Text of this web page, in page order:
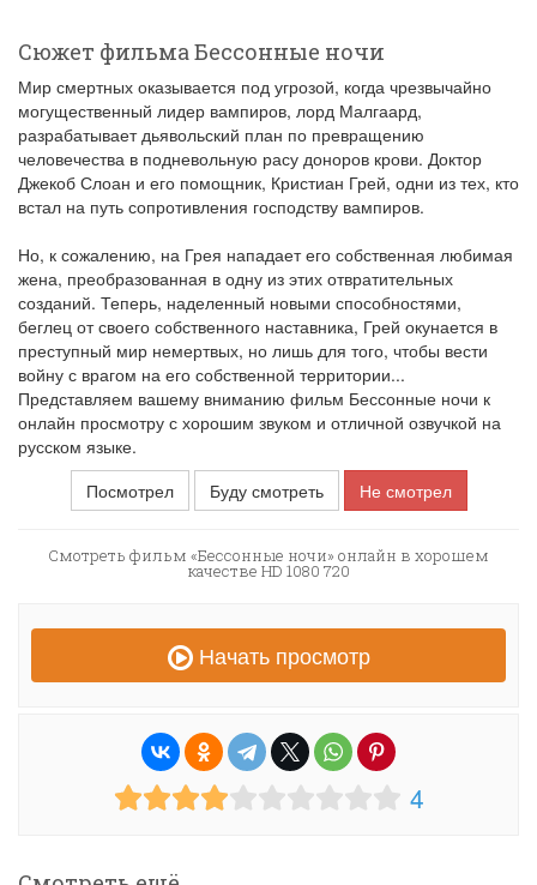
Сюжет фильма Бессонные ночи
Мир смертных оказывается под угрозой, когда чрезвычайно
могущественный лидер вампиров, лорд Малгаард,
разрабатывает дьявольский план по превращению
человечества в подневольную расу доноров крови. Доктор
Джекоб Слоан и его помощник, Кристиан Грей, одни из тех, кто
встал на путь сопротивления господству вампиров.
Но, к сожалению, на Грея нападает его собственная любимая
жена, преобразованная в одну из этих отвратительных
созданий. Теперь, наделенный новыми способностями,
беглец от своего собственного наставника, Грей окунается в
преступный мир немертвых, но лишь для того, чтобы вести
войну с врагом на его собственной территории...
Представляем вашему вниманию фильм Бессонные ночи к
онлайн просмотру с хорошим звуком и отличной озвучкой на
русском языке.
Посмотрел
Буду смотреть Не смотрел
Смотреть фильм «Бессонные ночи» онлайн в хорошем
качестве HD 1080 720
Начать просмотр
4